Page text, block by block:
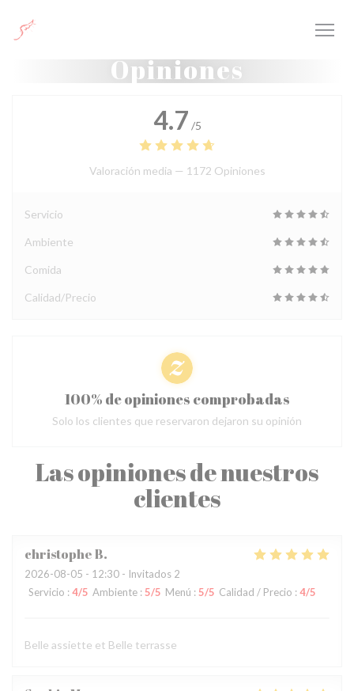
Opiniones
Las opiniones de nuestros
clientes
christopheB
2026-08-05 - 12:30 - Invitados 2
Servicio : 4/5 Ambiente : 5/5 Menú : 5/5 Calidad / Precio : 4/5
Belle assiette et Belle terrasse
4.7 /5
Valoración media — 1172 Opiniones
Servicio
Ambiente
Comida
Calidad/Precio
100% de opiniones comprobadas
Solo los clientes que reservaron dejaron su opinión